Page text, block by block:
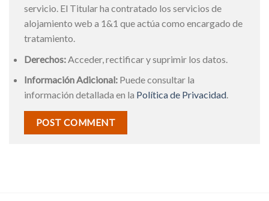
servicio. El Titular ha contratado los servicios de
alojamiento web a 1&1 que actúa como encargado de
tratamiento.
Derechos: Acceder, rectificar y suprimir los datos.
Información Adicional: Puede consultar la
información detallada en la Política de Privacidad.